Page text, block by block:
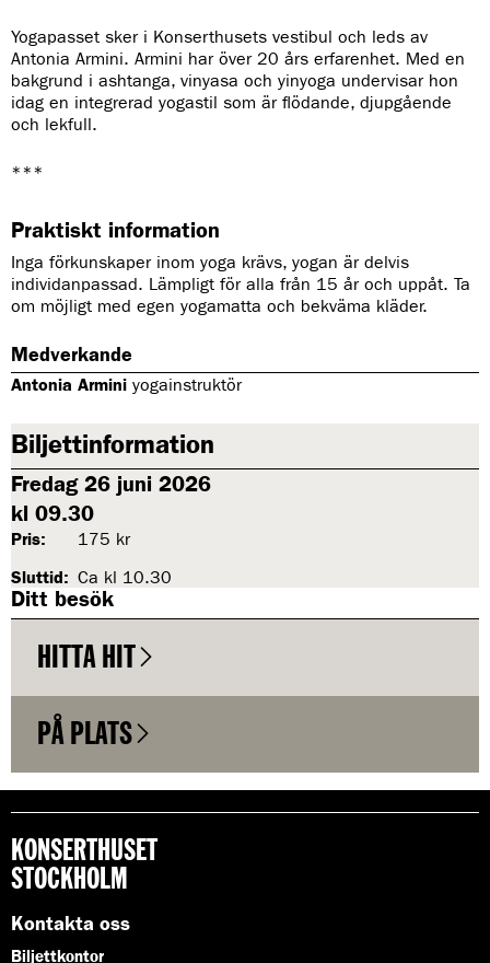
Yogapasset sker i Konserthusets vestibul och leds av
Antonia Armini. Armini har över 20 års erfarenhet. Med en
bakgrund i ashtanga, vinyasa och yinyoga undervisar hon
idag en integrerad yogastil som är flödande, djupgående
och lekfull.
***
Praktiskt information
Inga förkunskaper inom yoga krävs, yogan är delvis
individanpassad. Lämpligt för alla från 15 år och uppåt. Ta
om möjligt med egen yogamatta och bekväma kläder.
Medverkande
Antonia Armini yogainstruktör
Biljettinformation
Fredag 26 juni 2026
kl 09.30
Pris:
175 kr
Sluttid: Ca kl 10.30
Ditt besök
HITTA HIT
PÅ PLATS
KONSERTHUSET
STOCKHOLM
Kontakta oss
Biljettkontor